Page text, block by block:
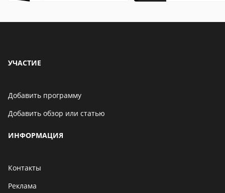
УЧАСТИЕ
Добавить программу
Добавить обзор или статью
ИНФОРМАЦИЯ
Контакты
Реклама